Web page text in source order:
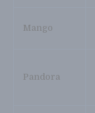
Mango
Pandora